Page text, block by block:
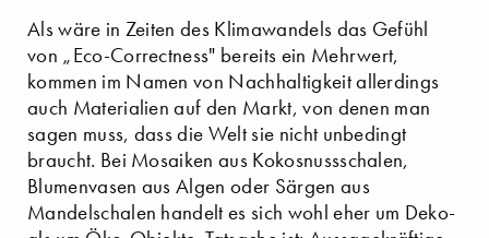
Als wäre in Zeiten des Klimawandels das Gefühl
von „Eco-Correctness" bereits ein Mehrwert,
kommen im Namen von Nachhaltigkeit allerdings
auch Materialien auf den Markt, von denen man
sagen muss, dass die Welt sie nicht unbedingt
braucht. Bei Mosaiken aus Kokosnussschalen,
Blumenvasen aus Algen oder Särgen aus
Mandelschalen handelt es sich wohl eher um Deko-